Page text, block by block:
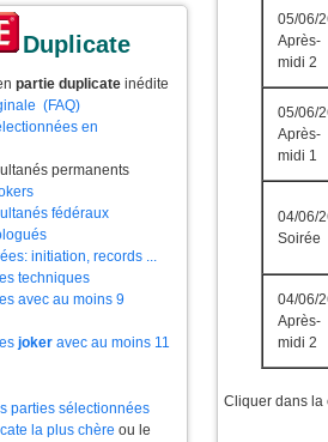
Duplicate
partie duplicate inédite
(FAQ)
en
permanents
fédéraux
initiation, records ...
techniques
avec au moins 9
joker avec au moins 11
parties sélectionnées
la plus chère ou le
05/06/
Après-
midi 2
05/06/
Après-
midi 1
04/06/
Soirée
04/06/
Après-
midi 2
Cliquer dans la